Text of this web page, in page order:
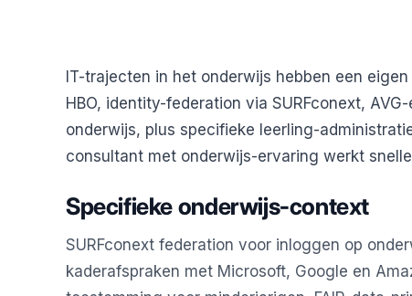
IT-trajecten in het onderwijs hebben een
HBO, identity-federation via SURFconext,
onderwijs, plus specifieke leerling-
consultant met onderwijs-ervaring werkt
Specifieke onderwijs-context
SURFconext federation voor inloggen op
kaderafspraken met Microsoft, Google en